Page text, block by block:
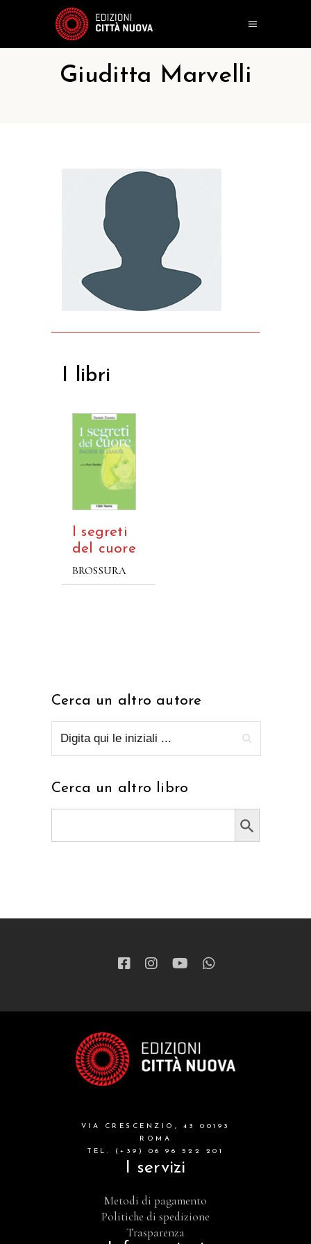
Giuditta Marvelli
I libri
I segreti
del cuore
BROSSURA
Cerca un altro autore
Cerca un altro libro
Search Button
VIA CRESCENZIO, 43 00193
ROMA
TEL. (+39) 06 96 522 201
I servizi
Metodi di pagamento
Politiche di spedizione
Trasparenza